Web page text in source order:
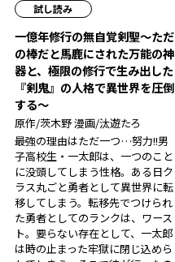
試し読み
一億年修行の無自覚剣聖〜ただ
の棒だと馬鹿にされた万能の神
器と、極限の修行で生み出した
『剣鬼』の人格で異世界を圧倒
する〜
原作/茨木野 漫画/汰遊たろ
最強の理由はただ一つ…努力!!男
子高校生・一太郎は、一つのこと
に没頭してしまう性格。ある日ク
ラス丸ごと勇者として異世界に転
移してしまう。転移先でつけられ
た勇者としてのランクは、ワース
ト。要らない存在として、一太郎
は時の止まった牢獄に閉じ込めら